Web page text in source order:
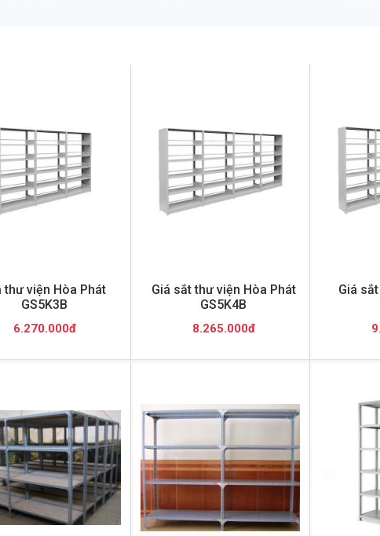
thư viện Hòa Phát
GS5K3B
6.270.000đ
Giá sắt thư viện Hòa Phát
GS5K4B
8.265.000đ
Giá